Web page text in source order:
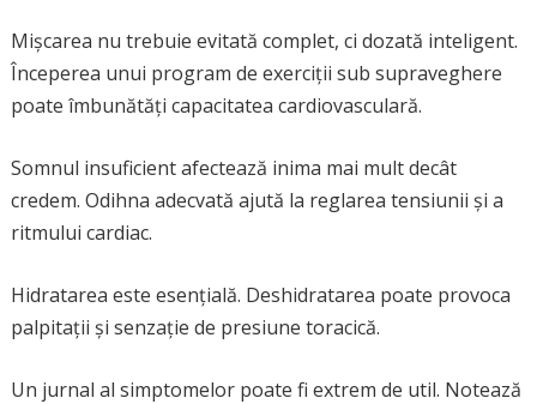
Mișcarea nu trebuie evitată complet, ci dozată inteligent.
Începerea unui program de exerciții sub supraveghere
poate îmbunătăți capacitatea cardiovasculară.
Somnul insuficient afectează inima mai mult decât
credem. Odihna adecvată ajută la reglarea tensiunii și a
ritmului cardiac.
Hidratarea este esențială. Deshidratarea poate provoca
palpitații și senzație de presiune toracică.
Un jurnal al simptomelor poate fi extrem de util. Notează